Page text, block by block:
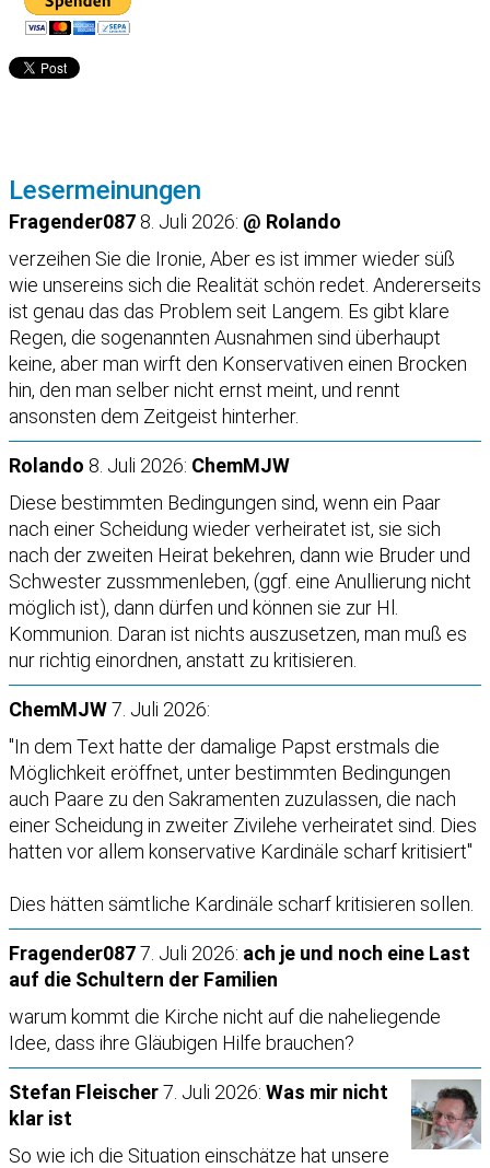
Lesermeinungen
Fragender087 8. Juli 2026: @ Rolando
verzeihen Sie die Ironie, Aber es ist immer wieder süß
wie unsereins sich die Realität schön redet. Andererseits
ist genau das das Problem seit Langem. Es gibt klare
Regen, die sogenannten Ausnahmen sind überhaupt
keine, aber man wirft den Konservativen einen Brocken
hin, den man selber nicht ernst meint, und rennt
ansonsten dem Zeitgeist hinterher.
Rolando 8. Juli 2026: ChemMJW
Diese bestimmten Bedingungen sind, wenn ein Paar
nach einer Scheidung wieder verheiratet ist, sie sich
nach der zweiten Heirat bekehren, dann wie Bruder und
Schwester zussmmenleben, (ggf. eine Anullierung nicht
möglich ist), dann dürfen und können sie zur Hl.
Kommunion. Daran ist nichts auszusetzen, man muß es
nur richtig einordnen, anstatt zu kritisieren.
ChemMJW7. Juli 2026:
"In dem Text hatte der damalige Papst erstmals die
Möglichkeit eröffnet, unter bestimmten Bedingungen
auch Paare zu den Sakramenten zuzulassen, die nach
einer Scheidung in zweiter Zivilehe verheiratet sind. Dies
hatten vor allem konservative Kardinäle scharf kritisiert"
Dies hätten sämtliche Kardinäle scharf kritisieren sollen.
Fragender0877. Juli 2026: ach je und noch eine Last
auf die Schultern der Familien
warum kommt die Kirche nicht auf die naheliegende
Idee, dass ihre Gläubigen Hilfe brauchen?
Stefan Fleischer7. Juli 2026: Was mir nicht
klar ist
So wie ich die Situation einschätze hat unsere